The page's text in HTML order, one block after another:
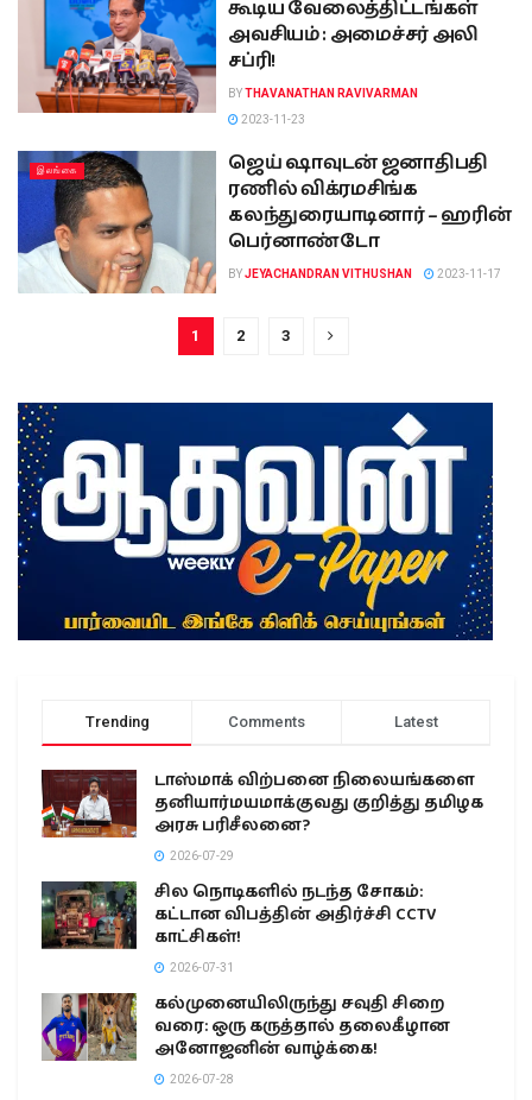
கூடிய வேலைத்திட்டங்கள்
அவசியம் : அமைச்சர் அலி
சப்ரி!
BYTHAVANATHAN RAVIVARMAN
2023-11-23
இலங்கை
ஜெய் ஷாவுடன் ஜனாதிபதி
ரணில் விக்ரமசிங்க
கலந்துரையாடினார் – ஹரின்
பெர்னாண்டோ
BYJEYACHANDRAN VITHUSHAN 2023-11-17
1 2 3
Trending Comments Latest
டாஸ்மாக் விற்பனை நிலையங்களை
தனியார்மயமாக்குவது குறித்து தமிழக
அரசு பரிசீலனை?
2026-07-29
சில நொடிகளில் நடந்த சோகம்:
கட்டான விபத்தின் அதிர்ச்சி CCTV
காட்சிகள்!
2026-07-31
கல்முனையிலிருந்து சவுதி சிறை
வரை: ஒரு கருத்தால் தலைகீழான
அனோஜனின் வாழ்க்கை!
2026-07-28